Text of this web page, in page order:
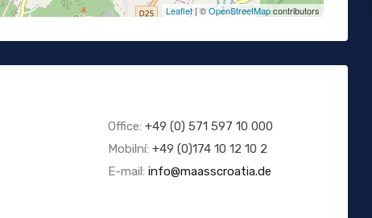
Leaflet| ©OpenStreetMapcontributors
Office: +49 (0) 571 597 10 000
Mobilní: +49 (0)174 10 12 10 2
E-mail: info@maasscroatia.de